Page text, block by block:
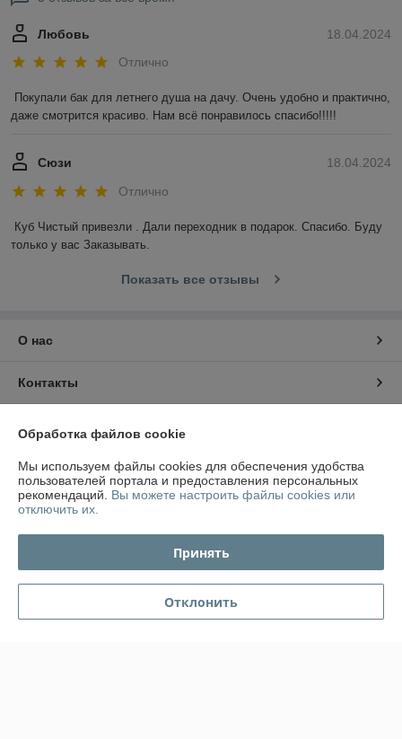
18.04.2024
Любовь
Отлично
Покупали бак для летнего душа на дачу. Очень удобно и практично,
даже смотрится красиво. Нам всё понравилось спасибо!!!!!
18.04.2024
Сюзи
Отлично
Куб Чистый привезли . Дали переходник в подарок. Спасибо. Буду
только у вас Заказывать.
Показать все отзывы
О нас
Контакты
График работы
Полная версия сайта
Политика обработки cookies
Обработка файлов cookie
Мы используем файлы cookies для обеспечения удобства
пользователей портала и предоставления персональных
рекомендаций. Вы можете настроить файлы cookies или
отключить их.
Принять
Отклонить